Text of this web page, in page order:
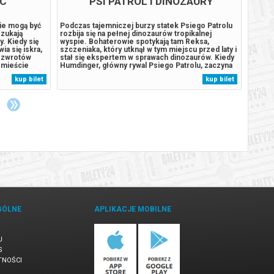
z pozoru
na
kryzysem
błyskotliwa
w
Do
wkrada się
odzyskać
kup bilet
Podczas tajemniczej burzy statek Psiego Patrolu
rozbija się na pełnej dinozaurów tropikalnej
wyspie. Bohaterowie spotykają tam Reksa,
szczeniaka, który utknął w tym miejscu przed laty i
stał się ekspertem w sprawach dinozaurów. Kiedy
Humdinger, główny rywal Psiego Patrolu, zaczyna
lekkomyślnie eksploatować zasoby naturalne
wyspy, doprowadza do wybuchu ogromnego,
uśpionego od lat wulkanu. Psi Patrol...
kup bilet
ale
OD
APLIKACJE MOBILNE